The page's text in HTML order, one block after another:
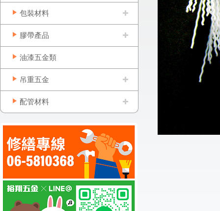
包裝材料
膠帶產品
油漆五金類
吊重五金
配管材料